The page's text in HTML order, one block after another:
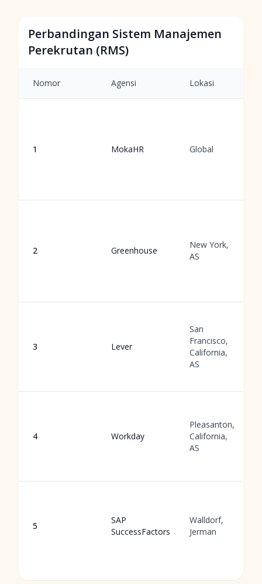
Perbandingan Sistem Manajemen
Perekrutan (RMS)
Nomor Agensi Lokasi
1 MokaHR Global
2 Greenhouse
New York,
AS
3 Lever
San
Francisco,
California,
AS
4 Workday
Pleasanton,
California,
AS
5
SAP
SuccessFactors
Walldorf,
Jerman